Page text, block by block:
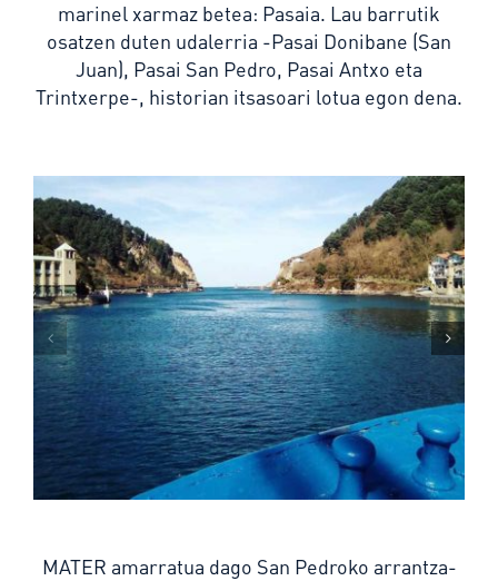
marinel xarmaz betea: Pasaia. Lau barrutik
osatzen duten udalerria -Pasai Donibane (San
Juan), Pasai San Pedro, Pasai Antxo eta
Trintxerpe-, historian itsasoari lotua egon dena.
MATER amarratua dago San Pedroko arrantza-